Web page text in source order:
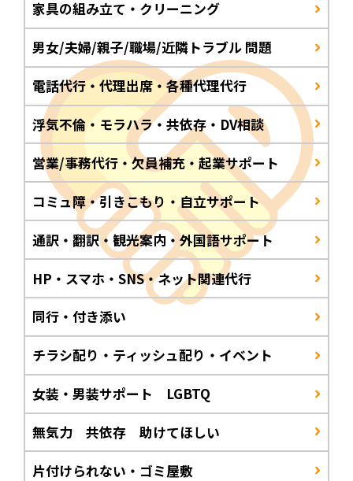
家具の組み立て・クリーニング
男女/夫婦/親子/職場/近隣トラブル 問題
電話代行・代理出席・各種代理代行
浮気不倫・モラハラ・共依存・DV相談
営業/事務代行・欠員補充・起業サポート
コミュ障・引きこもり・自立サポート
通訳・翻訳・観光案内・外国語サポート
HP・スマホ・SNS・ネット関連代行
同行・付き添い
チラシ配り・ティッシュ配り・イベント
女装・男装サポート LGBTQ
無気力 共依存 助けてほしい
片付けられない・ゴミ屋敷